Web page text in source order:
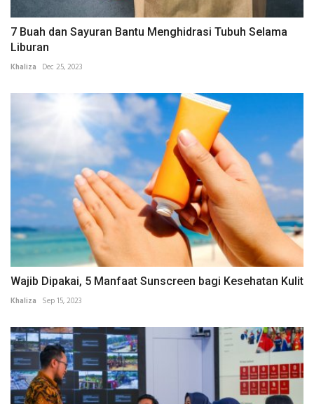
7 Buah dan Sayuran Bantu Menghidrasi Tubuh Selama
Liburan
Khaliza Dec 25, 2023
Wajib Dipakai, 5 Manfaat Sunscreen bagi Kesehatan Kulit
Khaliza Sep 15, 2023